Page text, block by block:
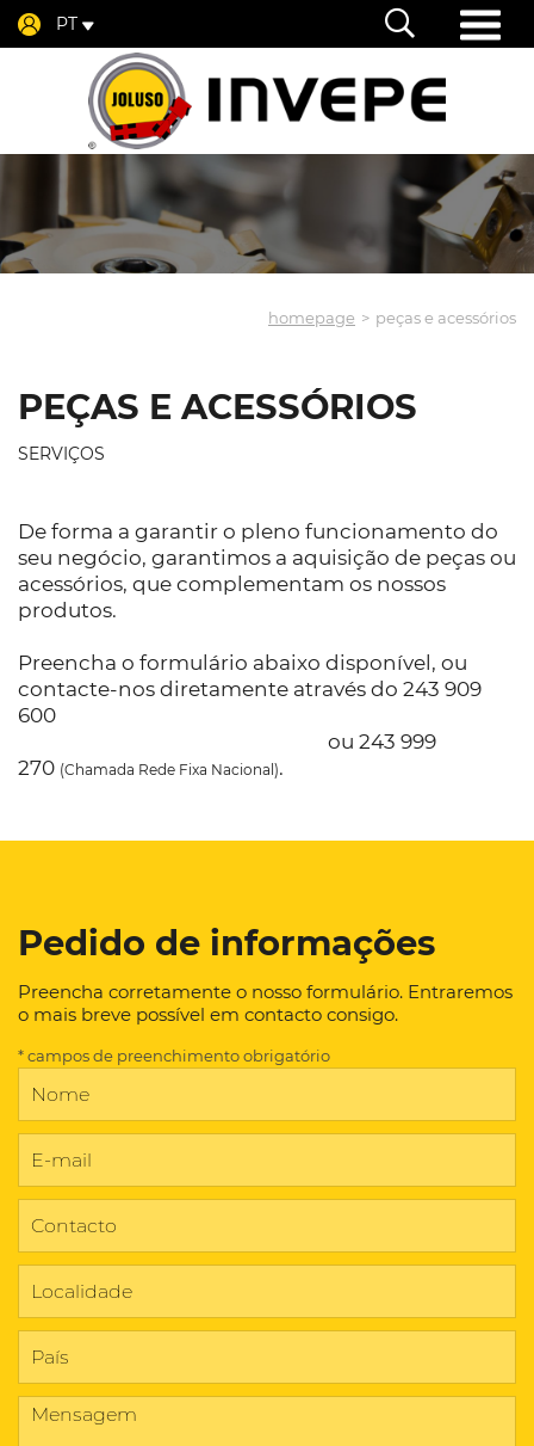
PT
homepage peças e acessórios
PEÇAS E ACESSÓRIOS
SERVIÇOS
De forma a garantir o pleno funcionamento do
seu negócio, garantimos a aquisição de peças ou
acessórios, que complementam os nossos
produtos.
Preencha o formulário abaixo disponível, ou
contacte-nos diretamente através do 243 909
600
ou 243 999
270 (Chamada Rede Fixa Nacional).
Pedido de informações
Preencha corretamente o nosso formulário. Entraremos
o mais breve possível em contacto consigo.
* campos de preenchimento obrigatório